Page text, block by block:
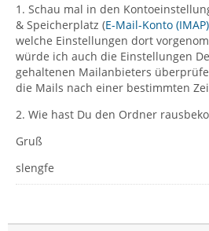
1. Schau mal in den
& Speicherplatz (E-Mail-Konto
welche Einstellungen dort
würde ich auch die Einstellungen
gehaltenen Mailanbieters
die Mails nach einer bestimmten
2. Wie hast Du den Ordner
Gruß
slengfe